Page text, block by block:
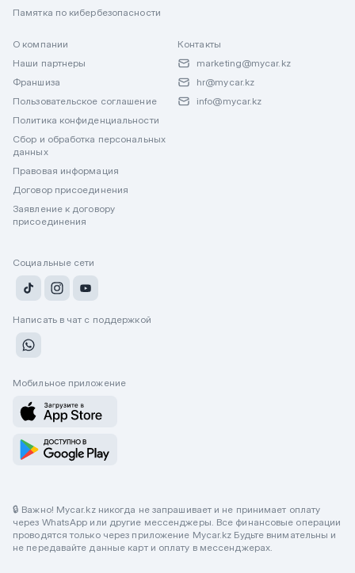
Памятка по кибербезопасности
О компании
Наши партнеры
Франшиза
Пользовательское соглашение
Политика конфиденциальности
Сбор и обработка персональных
данных
Правовая информация
Договор присоединения
Заявление к договору
присоединения
Контакты
marketing@mycar.kz
hr@mycar.kz
info@mycar.kz
Социальные сети
Написать в чат с поддержкой
Мобильное приложение
🔒 Важно! Mycar.kz никогда не запрашивает и не принимает оплату
через WhatsApp или другие мессенджеры. Все финансовые операции
проводятся только через приложение Mycar.kz Будьте внимательны и
не передавайте данные карт и оплату в мессенджерах.